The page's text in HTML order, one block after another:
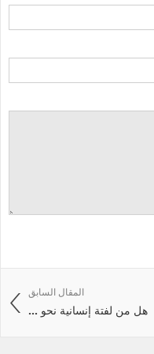
المقال السابق
هل من لفتة إنسانية نحو ...